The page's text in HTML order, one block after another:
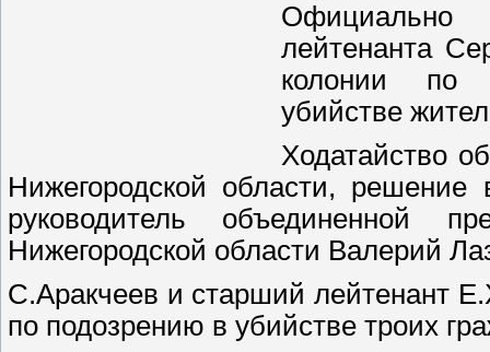
лейтенанта
колонии по
убийстве
Ходатайство
Нижегородской области,
руководитель объединенной
Нижегородской области Валерий
С.Аракчеев и старший лейтенант
по подозрению в убийстве троих